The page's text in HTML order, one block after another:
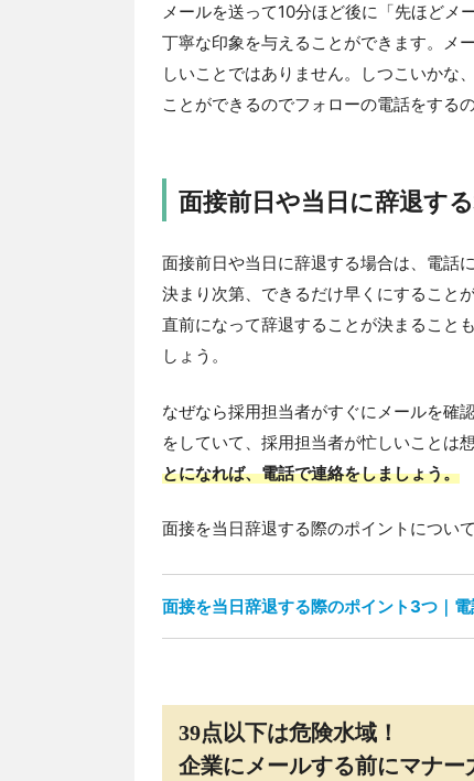
メールを送って10分ほど後に「先ほどメ
丁寧な印象を与えることができます。メ
しいことではありません。しつこいかな
ことができるのでフォローの電話をする
面接前日や当日に辞退す
面接前日や当日に辞退する場合は、電話
決まり次第、できるだけ早くにすること
直前になって辞退することが決まること
しょう。
なぜなら採用担当者がすぐにメールを確
をしていて、採用担当者が忙しいことは
とになれば、電話で連絡をしましょう。
面接を当日辞退する際のポイントについ
面接を当日辞退する際のポイント3つ｜
39点以下は危険水域！
企業にメールする前にマナ